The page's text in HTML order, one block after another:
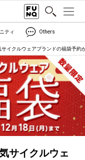
ティ Others
イクルウェアブランドの福袋予約
サイクルウェ